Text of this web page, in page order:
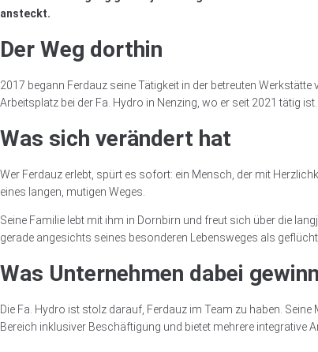
ansteckt.
Der Weg dorthin
2017 begann Ferdauz seine Tätigkeit in der betreuten
Arbeitsplatz bei der Fa. Hydro in Nenzing, wo er seit 2021 tätig
Was sich verändert hat
Wer Ferdauz erlebt, spürt es sofort: ein Mensch, der mit
eines langen, mutigen Weges.
Seine Familie lebt mit ihm in Dornbirn und freut sich über die
gerade angesichts seines besonderen Lebensweges als
Was Unternehmen dabei
Die Fa. Hydro ist stolz darauf, Ferdauz im Team zu haben.
Bereich inklusiver Beschäftigung und bietet mehrere integrative